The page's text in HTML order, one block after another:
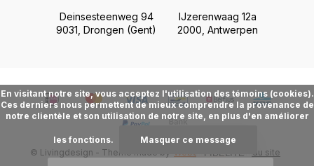
Deinsesteenweg 94
9031, Drongen (Gent)
IJzerenwaag 12a
2000, Antwerpen
© Livingdesign - Theme made by Webdinge.nl Plan du site
En visitant notre site, vous acceptez l'utilisation des témoins (cookies).
Ces derniers nous permettent de mieux comprendre la provenance de
notre clientèle et son utilisation de notre site, en plus d'en améliorer
les fonctions.
Masquer ce message
FIDÉLITÉ